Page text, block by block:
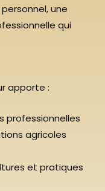
une
qui
apporte :
professionnelles
agricoles
et pratiques